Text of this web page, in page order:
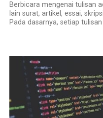
Berbicara mengenai tulisan
lain surat, artikel, essai,
Pada dasarnya, setiap